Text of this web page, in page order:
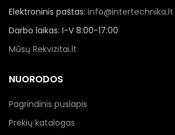
Elektroninis paštas: info@intertechnika.lt
Darbo laikas: I-V 8:00-17:00
Mūsų Rekvizitai.lt
NUORODOS
Pagrindinis puslapis
Prekių katalogas